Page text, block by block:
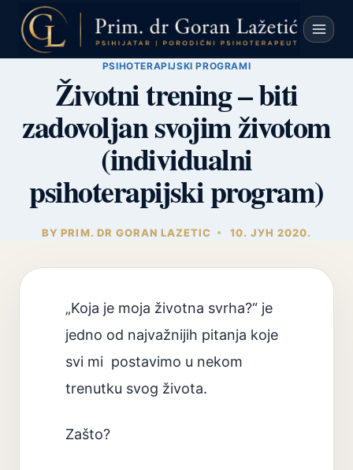
content
PSIHOTERAPIJSKI PROGRAMI
Životni trening – biti
zadovoljan svojim životom
(individualni
psihoterapijski program)
BY PRIM. DR GORAN LAZETIC 10. ЈУН 2020.
„Koja je moja životna svrha?“ je
jedno od najvažnijih pitanja koje
svi mi postavimo u nekom
trenutku svog života.
Zašto?